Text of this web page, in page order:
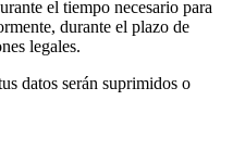
el tiempo necesario para
durante el plazo de
legales.
datos serán suprimidos o